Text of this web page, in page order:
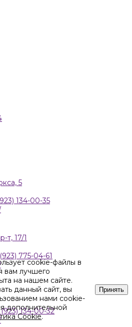
5
134-00-35
т, 17/1
775-04-61
134-00-32
cookie-файлы в
вам лучшего
на нашем сайте.
данный сайт, вы
нами cookie-
дополнительной
Cookie.
Принять